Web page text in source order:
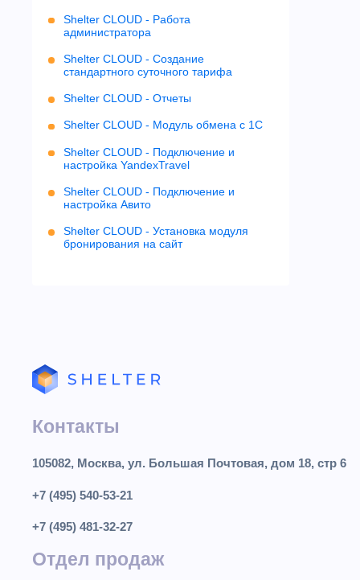
Shelter CLOUD - Работа
администратора
Shelter CLOUD - Создание
стандартного суточного тарифа
Shelter CLOUD - Отчеты
Shelter CLOUD - Модуль обмена с 1С
Shelter CLOUD - Подключение и
настройка YandexTravel
Shelter CLOUD - Подключение и
настройка Авито
Shelter CLOUD - Установка модуля
бронирования на сайт
Контакты
105082, Москва, ул. Большая Почтовая, дом 18, стр 6
+7 (495) 540-53-21
+7 (495) 481-32-27
Отдел продаж